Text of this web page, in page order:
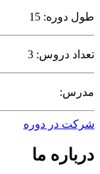
طول دوره: 15
تعداد دروس: 3
مدرس:
شرکت در دوره
درباره ما